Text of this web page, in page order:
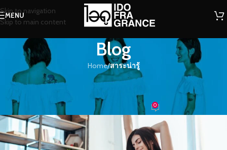
Skip to navigation
Skip to main content
MENU
Blog
Home/สาระน่ารู้
สาระน่ารู้
กลิ่นหอมช่วยแก้ปัญหานอนไม่หลับ
น้ำหอมOn 22/06/2020 0